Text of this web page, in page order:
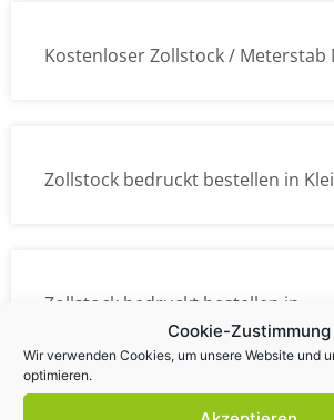
Cookie-Zustimmung
Wir verwenden Cookies, um unsere Website und
optimieren.
Kostenloser Zollstock / Meterstab
Zollstock bedruckt bestellen in
Zollstock bedruckt bestellen in